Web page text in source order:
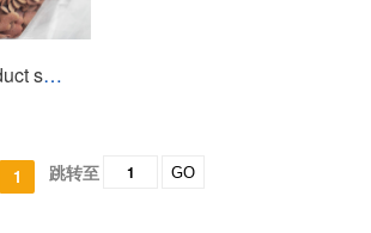
Chemical product series
1 跳转至 GO